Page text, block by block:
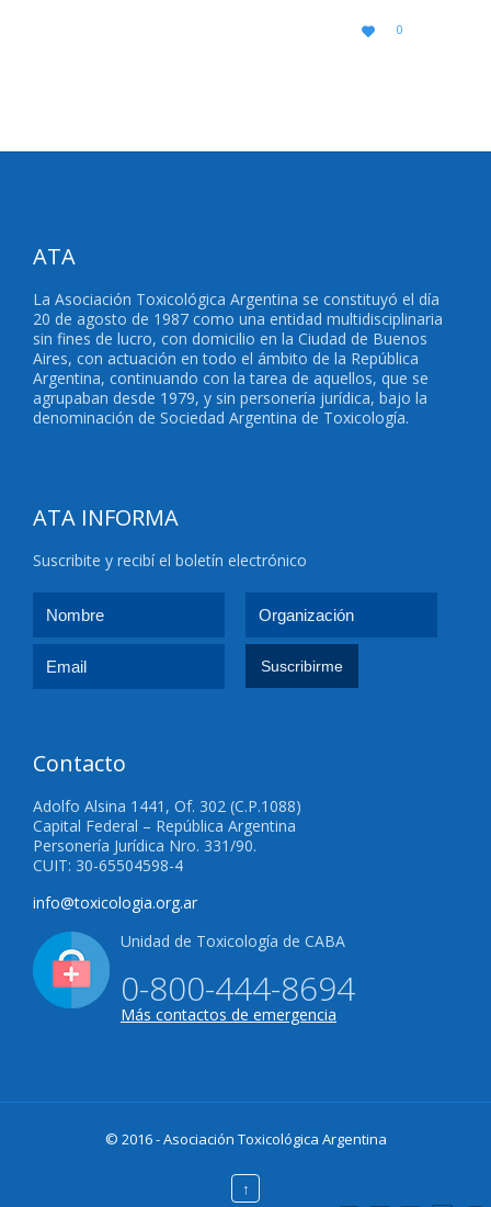

LOVE
IT
0
ATA
La Asociación Toxicológica Argentina se constituyó el día
20 de agosto de 1987 como una entidad multidisciplinaria
sin fines de lucro, con domicilio en la Ciudad de Buenos
Aires, con actuación en todo el ámbito de la República
Argentina, continuando con la tarea de aquellos, que se
agrupaban desde 1979, y sin personería jurídica, bajo la
denominación de Sociedad Argentina de Toxicología.
ATA INFORMA
Suscribite y recibí el boletín electrónico
Contacto
Adolfo Alsina 1441, Of. 302 (C.P.1088)
Capital Federal – República Argentina
Personería Jurídica Nro. 331/90.
CUIT: 30-65504598-4
info@toxicologia.org.ar
Unidad de Toxicología de CABA
0-800-444-8694
Más contactos de emergencia
© 2016 - Asociación Toxicológica Argentina
↑